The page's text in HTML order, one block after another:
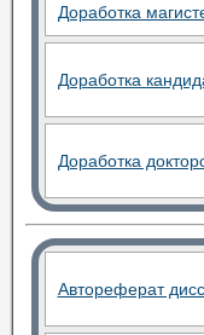
Доработка
Доработка
Доработка
Автореферат